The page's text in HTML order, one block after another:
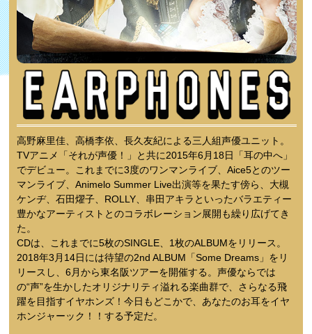
高野麻里佳、高橋李依、長久友紀による三人組声優ユニット。
TVアニメ「それが声優！」と共に2015年6月18日「耳の中へ」
でデビュー。これまでに3度のワンマンライブ、Aice5とのツー
マンライブ、Animelo Summer Live出演等を果たす傍ら、大槻
ケンヂ、石田燿子、ROLLY、串田アキラといったバラエティー
豊かなアーティストとのコラボレーション展開も繰り広げてき
た。
CDは、これまでに5枚のSINGLE、1枚のALBUMをリリース。
2018年3月14日には待望の2nd ALBUM「Some Dreams」をリ
リースし、6月から東名阪ツアーを開催する。声優ならでは
の“声”を生かしたオリジナリティ溢れる楽曲群で、さらなる飛
躍を目指すイヤホンズ！今日もどこかで、あなたのお耳をイヤ
ホンジャーック！！する予定だ。